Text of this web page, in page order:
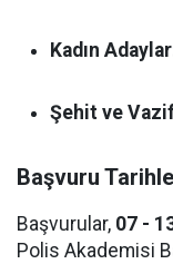
Kadın
Şehit ve
Başvuru
Başvurular, 07 -
Polis Akademisi